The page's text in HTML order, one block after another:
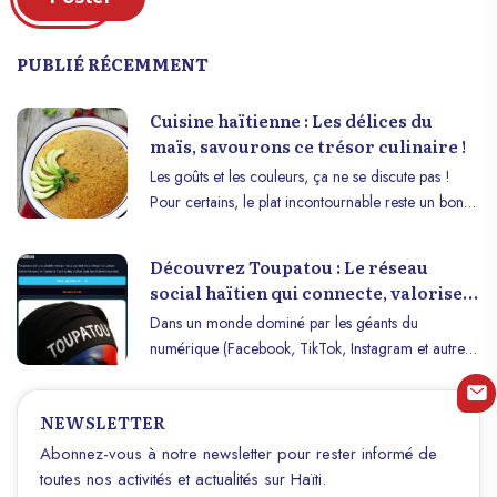
PUBLIÉ RÉCEMMENT
Cuisine haïtienne : Les délices du
maïs, savourons ce trésor culinaire !
Les goûts et les couleurs, ça ne se discute pas !
Pour certains, le plat incontournable reste un bon
ses formes. Dans cet article de Haïti Wonderland,
nous allons explorer cinq façons de déguster le
maïs moulu. Pour bien commencer la semaine, de
nombreux gourmands apprécient un plat de maïs
blanc, souvent agrémenté de légumes comme des
savoureux permet de démarrer le lundi matin sur
une note délicieuse. D’autres trouvent leur bonheur
dans un plat de maïs accompagné de sauce pois et
Découvrez Toupatou : Le réseau
social haïtien qui connecte, valorise
et fait gagner
Dans un monde dominé par les géants du
numérique (Facebook, TikTok, Instagram et autres),
Toupatou se distingue comme une lueur d’espoir et
dynamique de RTH, sous la direction de Jean Mary
Revolus, actuel manager de l’hôtel Manoir
Adriana, Toupatou s’impose comme l’un des
NEWSLETTER
Abonnez-vous à notre newsletter pour rester informé de
toutes nos activités et actualités sur Haïti.